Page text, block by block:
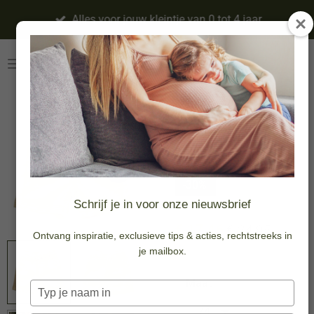
Schrijf je in voor onze nieuwsbrief
Ontvang inspiratie, exclusieve tips & acties, rechtstreeks in
je mailbox.
Typ
je
direct
de
hoofdinhoud
Alles voor jouw kleintje van 0 tot 4 jaar
Korte broek -
Bruin - Forest
Friends
€ 17,46 € 24,95
Maat